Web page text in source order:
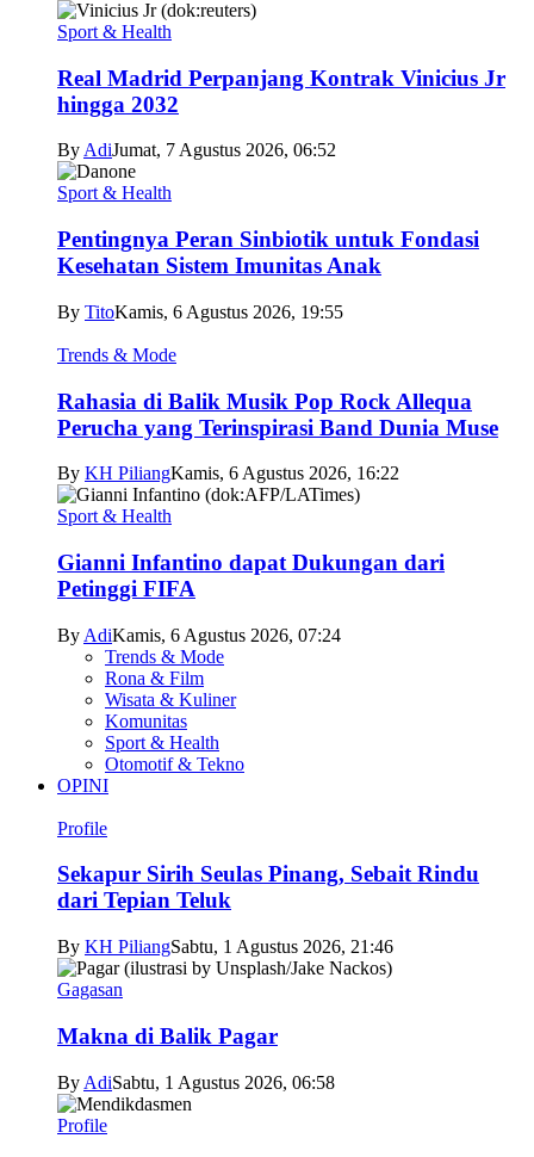
Sport & Health
Real Madrid Perpanjang Kontrak Vinicius Jr
hingga 2032
ByAdiJumat, 7 Agustus 2026, 06:52
Sport & Health
Pentingnya Peran Sinbiotik untuk Fondasi
Kesehatan Sistem Imunitas Anak
By TitoKamis, 6 Agustus 2026, 19:55
Trends & Mode
Rahasia di Balik Musik Pop Rock Allequa
Perucha yang Terinspirasi Band Dunia Muse
By KH PiliangKamis, 6 Agustus 2026, 16:22
Sport & Health
Gianni Infantino dapat Dukungan dari
Petinggi FIFA
By AdiKamis, 6 Agustus 2026, 07:24
Trends & Mode
Rona & Film
Wisata & Kuliner
Komunitas
Sport & Health
Otomotif & Tekno
OPINI
Profile
Sekapur Sirih Seulas Pinang, Sebait Rindu
dari Tepian Teluk
By KH PiliangSabtu, 1 Agustus 2026, 21:46
Gagasan
Makna di Balik Pagar
By AdiSabtu, 1 Agustus 2026, 06:58
Profile